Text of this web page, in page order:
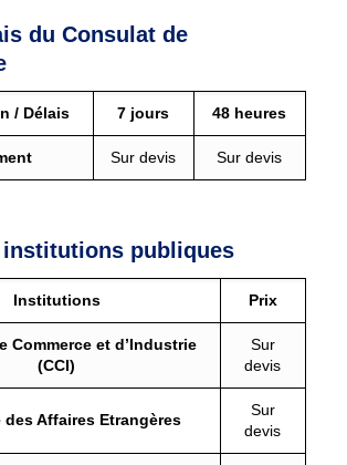
du Consulat de
/ Délais 7 jours 48 heures
Sur devis Sur devis
institutions publiques
Institutions Prix
Commerce et d’Industrie
(CCI)
Sur
devis
des Affaires Etrangères
Sur
devis